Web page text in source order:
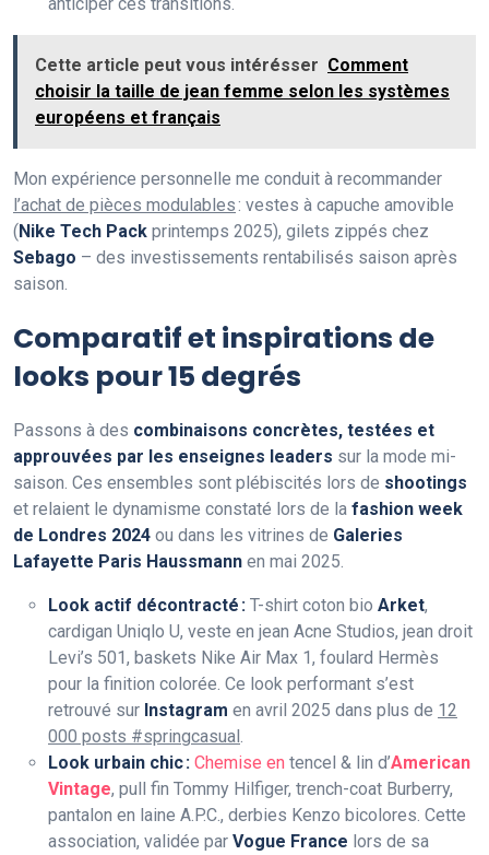
Cette article peut vous intérésser Comment
choisir la taille de jean femme selon les systèmes
européens et français
Mon expérience personnelle me conduit à recommander
l’achat de pièces modulables: vestes à capuche amovible
(Nike Tech Pack printemps 2025), gilets zippés chez
Sebago – des investissements rentabilisés saison après
saison.
Comparatif et inspirations de
looks pour 15 degrés
Passons à des combinaisons concrètes, testées et
approuvées par les enseignes leaders sur la mode mi-
saison. Ces ensembles sont plébiscités lors de shootings
et relaient le dynamisme constaté lors de la fashion week
de Londres 2024 ou dans les vitrines de Galeries
Lafayette Paris Haussmann en mai 2025.
Look actif décontracté : T-shirt coton bio Arket,
cardigan Uniqlo U, veste en jean Acne Studios, jean droit
Levi’s 501, baskets Nike Air Max 1, foulard Hermès
pour la finition colorée. Ce look performant s’est
retrouvé sur Instagram en avril 2025 dans plus de 12
000 posts #springcasual
Look urbain chic : Chemise en tencel & lin d’American
Vintage, pull fin Tommy Hilfiger, trench-coat Burberry,
pantalon en laine A.P.C., derbies Kenzo bicolores. Cette
association, validée par Vogue France lors de sa